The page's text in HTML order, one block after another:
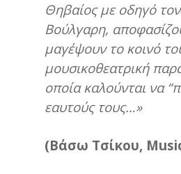
Θηβαίος με οδηγό
Βούλγαρη,
μαγέψουν το κοινό
μουσικοθεατρική
οποία καλούνται να
εαυτούς τους…»
(Βάσω Τσίκου,